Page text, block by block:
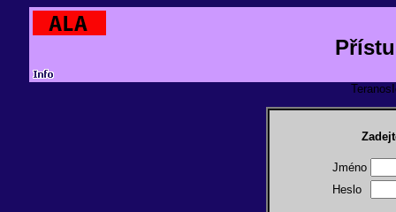
Jméno
Heslo